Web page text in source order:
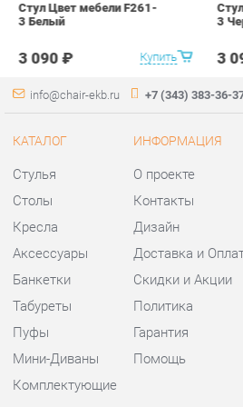
КАТАЛОГ
Столы
Кресла
Аксессуары
Банкетки
Комплектующие
ИНФОРМАЦИЯ
Контакты
Дизайн
Доставка и Оплата
Скидки и Акции
КОНТАКТЫ
Шоурум и склад самовывоза
Адрес: г. Екатеринбург,
ул.Металлургов, 84
Телефон: +7 (343) 383-36-37